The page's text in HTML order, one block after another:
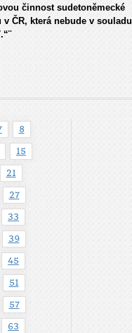
činnost sudetoněmecké
ČR, která nebude v souladu
8
15
21
27
33
39
45
51
57
63